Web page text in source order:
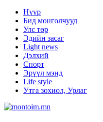
Нүүр
Бид монголчууд
Улс төр
Эдийн засаг
Light news
Дэлхий
Спорт
Эрүүл мэнд
Life style
Утга зохиол, Урлаг